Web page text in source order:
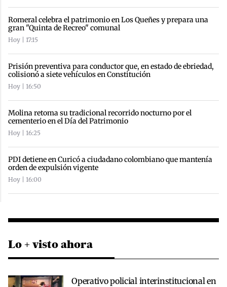
Romeral celebra el patrimonio en Los Queñes y prepara una
gran "Quinta de Recreo" comunal
Hoy | 17:15
Prisión preventiva para conductor que, en estado de ebriedad,
colisionó a siete vehículos en Constitución
Hoy | 16:50
Molina retoma su tradicional recorrido nocturno por el
cementerio en el Día del Patrimonio
Hoy | 16:25
PDI detiene en Curicó a ciudadano colombiano que mantenía
orden de expulsión vigente
Hoy | 16:00
Lo + visto ahora
Operativo policial interinstitucional en